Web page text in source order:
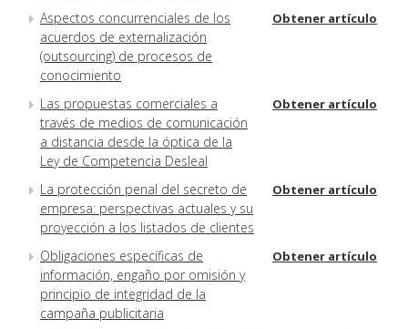
Aspectos concurrenciales de los
acuerdos de externalización
(outsourcing) de procesos de
conocimiento
Obtener artículo
Las propuestas comerciales a
través de medios de comunicación
a distancia desde la óptica de la
Ley de Competencia Desleal
Obtener artículo
La protección penal del secreto de
empresa: perspectivas actuales y su
proyección a los listados de clientes
Obtener artículo
Obligaciones específicas de
información, engaño por omisión y
principio de integridad de la
campaña publicitaria
Obtener artículo